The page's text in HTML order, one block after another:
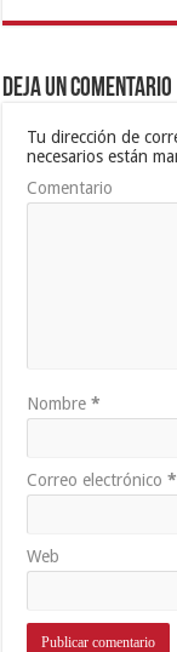
Deja un comentario
Tu dirección de
necesarios están
Comentario
Nombre*
Correo electrónico*
Web